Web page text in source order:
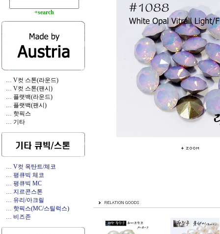
+search
… V컷 스톤(라운드)
… V컷 스톤(팬시)
… 플랫백(라운드)
… 플랫백(팬시)
… 핫픽스
… 기타
… V컷 옥탄트/체코
… 평큐빅 체코
… 평큐빅 MC
… 지르콘스톤
… 유리/아크릴
… 핫픽스(MC/스틸럭스)
… 비즈존